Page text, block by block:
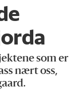
som er
nært oss,